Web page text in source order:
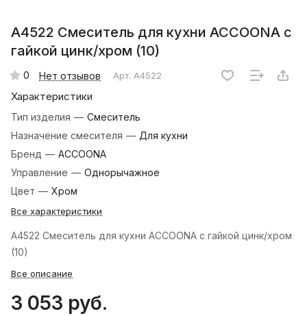
A4522 Смеситель для кухни ACCOONA с
гайкой цинк/хром (10)
0 Нет отзывов Арт. A4522
Характеристики
Тип изделия — Смеситель
Назначение смесителя — Для кухни
Бренд — ACCOONA
Управление — Однорычажное
Цвет — Хром
Все характеристики
A4522 Смеситель для кухни ACCOONA с гайкой цинк/хром
(10)
Все описание
3 053 руб.